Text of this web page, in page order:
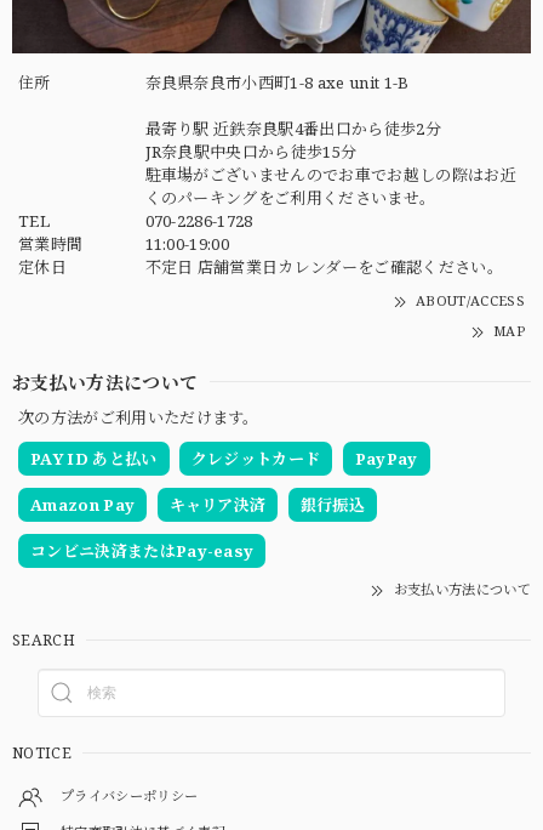
住所 奈良県奈良市小西町1-8 axe unit 1-B
最寄り駅 近鉄奈良駅4番出口から徒歩2分
JR奈良駅中央口から徒歩15分
駐車場がございませんのでお車でお越しの際はお近
くのパーキングをご利用くださいませ。
TEL
070-2286-1728
営業時間
11:00-19:00
定休日
不定日 店舗営業日カレンダーをご確認ください。
ABOUT/ACCESS
MAP
お支払い方法について
次の方法がご利用いただけます。
PAY ID あと払い
クレジットカード PayPay
Amazon Pay キャリア決済 銀行振込
コンビニ決済またはPay-easy
お支払い方法について
SEARCH
NOTICE
プライバシーポリシー